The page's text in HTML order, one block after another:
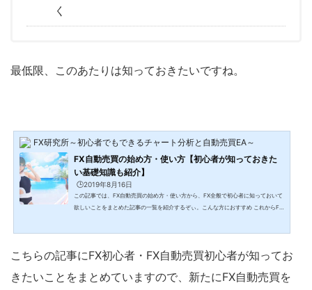
く
最低限、このあたりは知っておきたいですね。
FX研究所～初心者でもできるチャート分析と自動売買EA～
FX自動売買の始め方・使い方【初心者が知っておきた
い基礎知識も紹介】
🕒️2019年8月16日
この記事では、FX自動売買の始め方・使い方から、FX全般で初心者に知っておいて
欲しいことをまとめた記事の一覧を紹介するぞぃ。こんな方におすすめ これからFX
は、FXとはどのような投資なのか。そして、FXにはどんな可能性があって何ができ
こちらの記事にFX初心者・FX自動売買初心者が知ってお
きたいことをまとめていますので、新たにFX自動売買を